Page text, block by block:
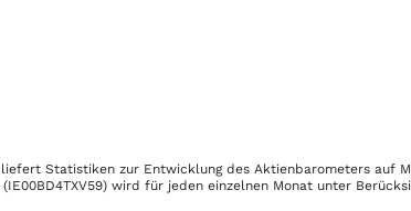
liefert Statistiken zur Entwicklung des Aktienbarometers auf
(IE00BD4TXV59) wird für jeden einzelnen Monat unter